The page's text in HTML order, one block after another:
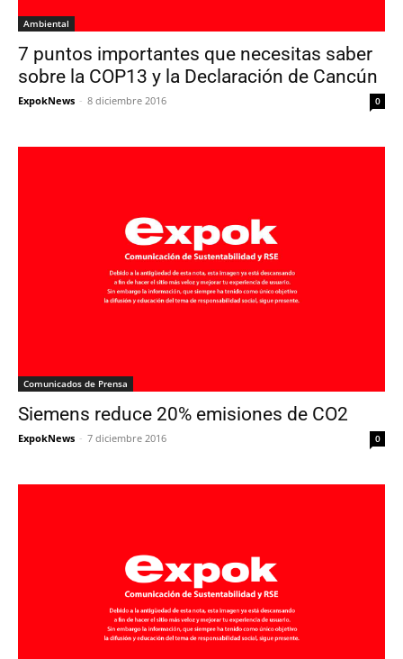
Ambiental
7 puntos importantes que necesitas saber
sobre la COP13 y la Declaración de Cancún
ExpokNews - 8 diciembre 2016 0
Comunicados de Prensa
Siemens reduce 20% emisiones de CO2
ExpokNews - 7 diciembre 2016 0